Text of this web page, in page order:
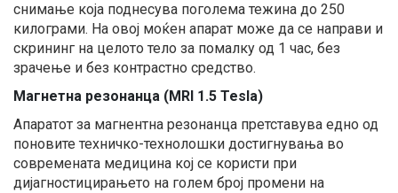
снимање која поднесува поголема тежина до 250
килограми. На овој моќен апарат може да се направи и
скрининг на целото тело за помалку од 1 час, без
зрачење и без контрастно средство.
Магнетна резонанца (MRI 1.5 Tesla)
Апаратот за магнентна резонанца претставува едно од
поновите техничко-технолошки достигнувања во
современата медицина кој се користи при
дијагностицирањето на голем број промени на